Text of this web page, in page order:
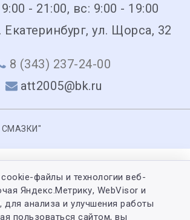
- 21:00, вс: 9:00 - 19:00
Екатеринбург, ул. Щорса, 32
8 (343) 237-24-00
att2005@bk.ru
файлы и технологии веб-
Яндекс.Метрику, WebVisor и
для анализа и улучшения работы
пользоваться сайтом, вы